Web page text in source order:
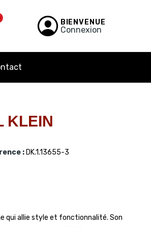
BIENVENUE
Connexion
KLEIN
: DK.1.13655-3
qui allie style et fonctionnalité. Son